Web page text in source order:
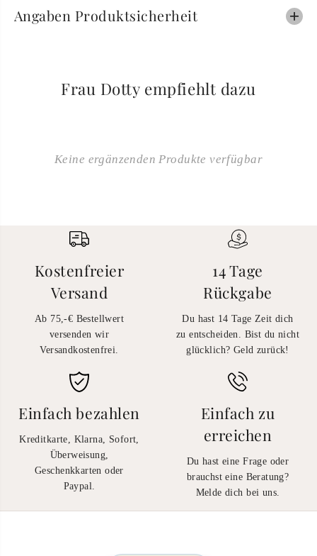
Angaben Produktsicherheit
Frau Dotty empfiehlt dazu
Keine ergänzenden Produkte verfügbar
Kostenfreier
Versand
Ab 75,-€ Bestellwert
versenden wir
Versandkostenfrei.
14 Tage
Rückgabe
Du hast 14 Tage Zeit dich
zu entscheiden. Bist du nicht
glücklich? Geld zurück!
Einfach bezahlen
Kreditkarte, Klarna, Sofort,
Überweisung,
Geschenkkarten oder
Paypal.
Einfach zu
erreichen
Du hast eine Frage oder
brauchst eine Beratung?
Melde dich bei uns.